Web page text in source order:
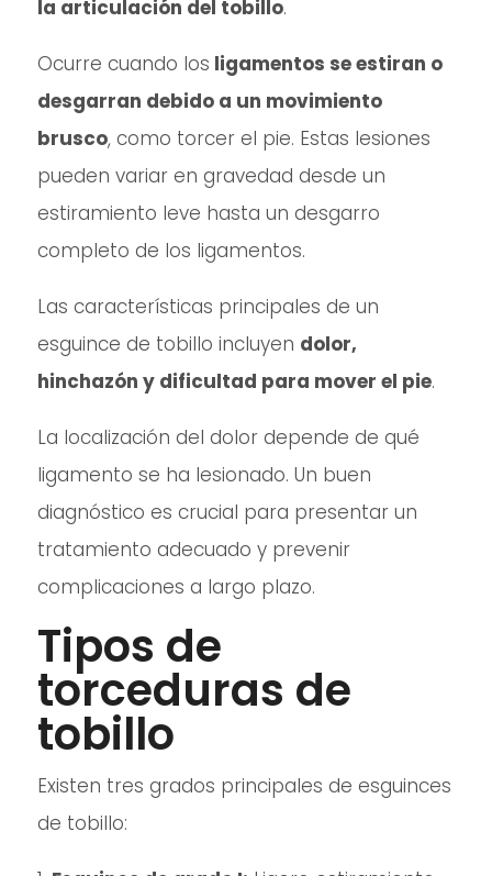
la articulación del tobillo.
Ocurre cuando los ligamentos se estiran o
desgarran debido a un movimiento
brusco, como torcer el pie. Estas lesiones
pueden variar en gravedad desde un
estiramiento leve hasta un desgarro
completo de los ligamentos.
Las características principales de un
esguince de tobillo incluyen dolor,
hinchazón y dificultad para mover el pie.
La localización del dolor depende de qué
ligamento se ha lesionado. Un buen
diagnóstico es crucial para presentar un
tratamiento adecuado y prevenir
complicaciones a largo plazo.
Tipos de
torceduras de
tobillo
Existen tres grados principales de esguinces
de tobillo: